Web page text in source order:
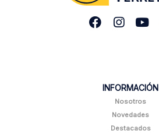
INFORMACIÓN
Nosotros
Novedades
Destacados